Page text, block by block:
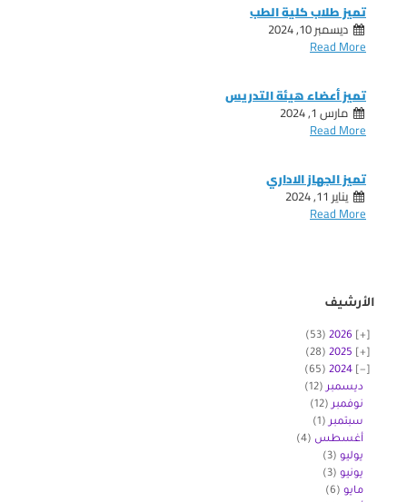
تميز طلاب كلية الطب
ديسمبر 10, 2024
Read More
تميز أعضاء هيئة التدريس
مارس 1, 2024
Read More
تميز الجهاز الاداري
يناير 11, 2024
Read More
الأرشيف
2026
(53)
2025
(28)
2024
(65)
ديسمبر(12)
نوفمبر(12)
سبتمبر(1)
أغسطس (4)
يوليو (3)
يونيو (3)
مايو (6)